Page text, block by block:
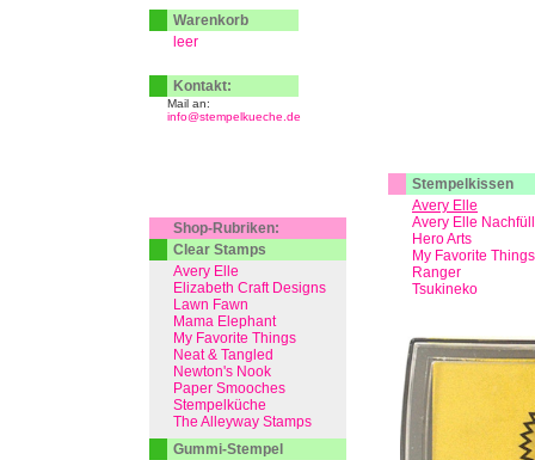
Stempelkissen
Avery Elle
Avery Elle
Hero Arts
My Favorite Things
Ranger
Tsukineko
Warenkorb
leer
Kontakt:
Mail an:
info@stempelkueche.de
Shop-Rubriken:
Clear Stamps
Avery Elle
Elizabeth Craft Designs
Lawn Fawn
Mama Elephant
My Favorite Things
Neat & Tangled
Newton's Nook
Paper Smooches
Stempelküche
The Alleyway Stamps
Gummi-Stempel